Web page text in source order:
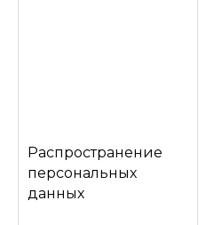
Распространение
персональных
данных